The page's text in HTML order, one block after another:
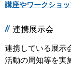
講座やワークショ
連携展示会
連携している展示
活動の周知等を実